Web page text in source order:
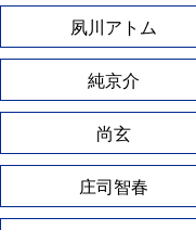
夙川アトム
純京介
尚玄
庄司智春